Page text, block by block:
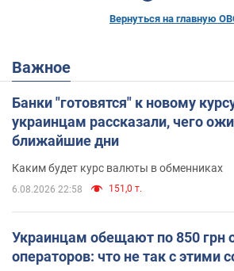
Вернуться на главную
Важное
Банки "готовятся" к новому
украинцам рассказали, чего
ближайшие дни
Каким будет курс валюты в обменниках
6.08.2026 22:58 151,0 т.
Украинцам обещают по 850 грн
операторов: что не так с этими